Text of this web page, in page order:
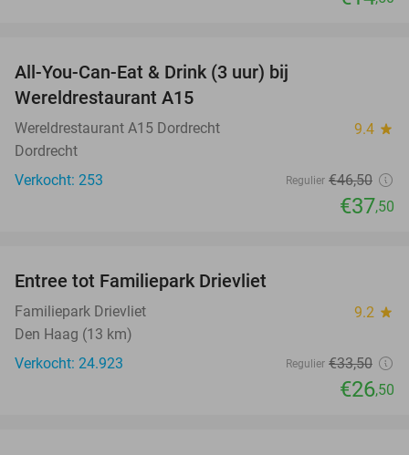
All-You-Can-Eat & Drink (3 uur) bij
Wereldrestaurant A15
Wereldrestaurant A15 Dordrecht 9.4 star
Dordrecht
Verkocht: 253
Regulier €46,50
€37,50
Entree tot Familiepark Drievliet
Familiepark Drievliet 9.2 star
Den Haag (13 km)
Verkocht: 24.923
Regulier €33,50
€26,50